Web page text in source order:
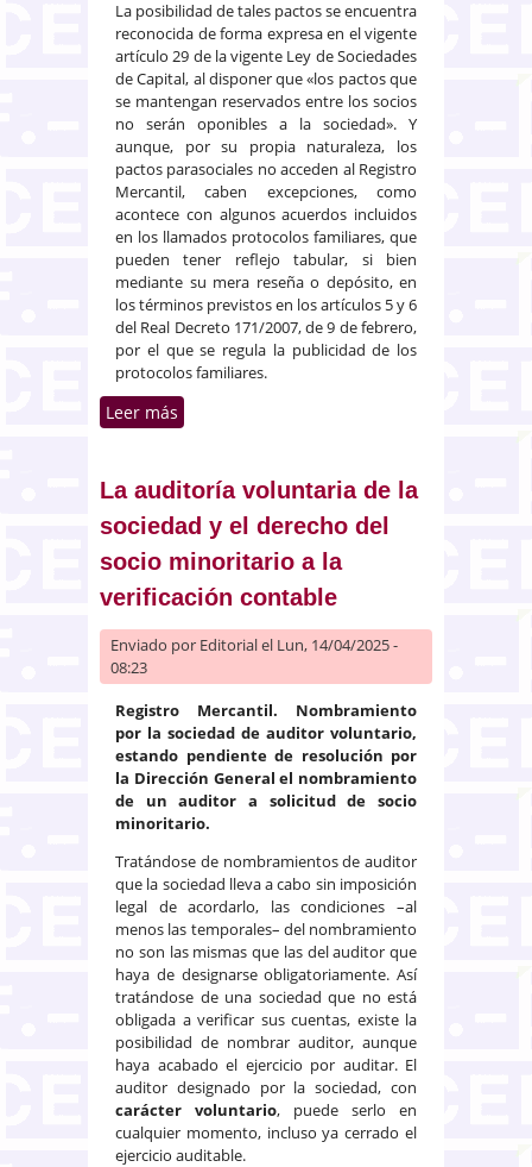
La posibilidad de tales pactos se encuentra
reconocida de forma expresa en el vigente
artículo 29 de la vigente Ley de Sociedades
de Capital, al disponer que «los pactos que
se mantengan reservados entre los socios
no serán oponibles a la sociedad». Y
aunque, por su propia naturaleza, los
pactos parasociales no acceden al Registro
Mercantil, caben excepciones, como
acontece con algunos acuerdos incluidos
en los llamados protocolos familiares, que
pueden tener reflejo tabular, si bien
mediante su mera reseña o depósito, en
los términos previstos en los artículos 5 y 6
del Real Decreto 171/2007, de 9 de febrero,
por el que se regula la publicidad de los
protocolos familiares.
Leer más
accesorias
La auditoría voluntaria de la
sociedad y el derecho del
socio minoritario a la
verificación contable
Enviado por Editorialel Lun, 14/04/2025 -
08:23
Registro Mercantil. Nombramiento
por la sociedad de auditor voluntario,
estando pendiente de resolución por
la Dirección General el nombramiento
de un auditor a solicitud de socio
minoritario.
Tratándose de nombramientos de auditor
que la sociedad lleva a cabo sin imposición
legal de acordarlo, las condiciones –al
menos las temporales– del nombramiento
no son las mismas que las del auditor que
haya de designarse obligatoriamente. Así
tratándose de una sociedad que no está
obligada a verificar sus cuentas, existe la
posibilidad de nombrar auditor, aunque
haya acabado el ejercicio por auditar. El
auditor designado por la sociedad, con
carácter voluntario, puede serlo en
cualquier momento, incluso ya cerrado el
ejercicio auditable.